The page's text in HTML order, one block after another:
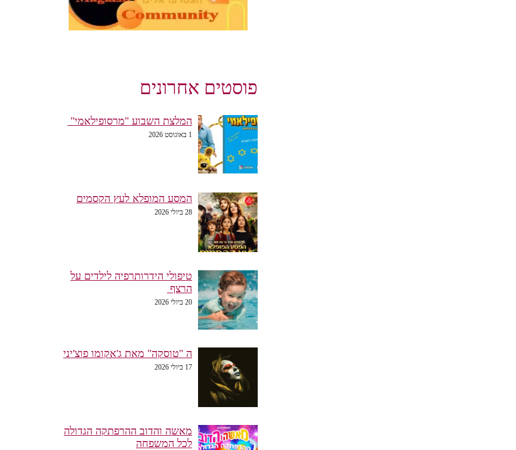
פוסטים אחרונים
המלצת השבוע "מרסופילאמי"
1 באוגוסט 2026
המסע המופלא לעץ הקסמים
28 ביולי 2026
טיפולי הידרותרפיה לילדים על
הרצף
20 ביולי 2026
ה "טוסקה" מאת ג'אקומו פוצ'יני
17 ביולי 2026
מאשה והדוב ההרפתקה הגדולה
לכל המשפחה